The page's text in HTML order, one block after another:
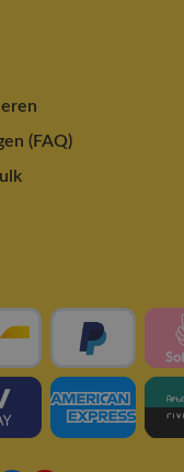
(FAQ)